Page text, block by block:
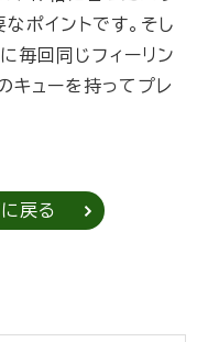
ポイントです。そし
毎回同じフィーリン
キューを持ってプレ
戻る